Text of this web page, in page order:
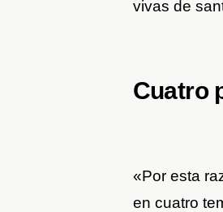
vivas de
Cuatro
«Por esta
en cuatro